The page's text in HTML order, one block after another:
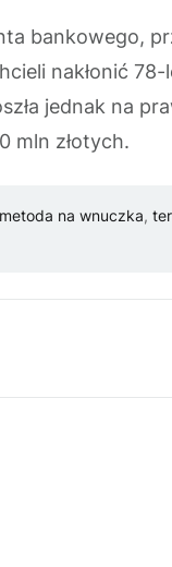
bankowego,
nakłonić 78-
jednak na
mln złotych.
metoda na wnuczka,